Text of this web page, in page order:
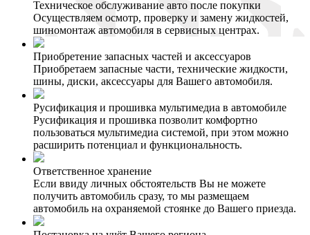
Техническое обслуживание авто после покупки
Осуществляем осмотр, проверку и замену жидкостей,
шиномонтаж автомобиля в сервисных центрах.
Приобретение запасных частей и аксессуаров
Приобретаем запасные части, технические жидкости,
шины, диски, аксессуары для Вашего автомобиля.
Русификация и прошивка мультимедиа в автомобиле
Русификация и прошивка позволит комфортно
пользоваться мультимедиа системой, при этом можно
расширить потенциал и функциональность.
Ответственное хранение
Если ввиду личных обстоятельств Вы не можете
получить автомобиль сразу, то мы размещаем
автомобиль на охраняемой стоянке до Вашего приезда.